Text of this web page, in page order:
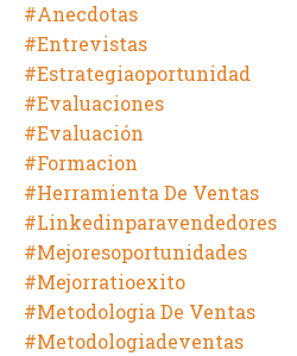
#anecdotas
#entrevistas
#estrategiaoportunidad
#evaluaciones
#evaluación
#formacion
#herramienta De Ventas
#linkedinparavendedores
#mejoresoportunidades
#mejorratioexito
#metodologia De Ventas
#metodologiadeventas